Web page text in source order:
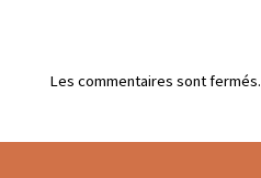
Les commentaires sont fermés.